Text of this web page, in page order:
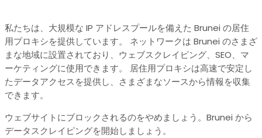
私たちは、大規模な IP アドレスプールを備えた Brunei の居住
用プロキシを提供しています。 ネットワークは Brunei のさまざ
まな地域に設置されており、ウェブスクレイピング、SEO、マ
ーケティングに使用できます。 居住用プロキシは高速で安定し
たデータアクセスを提供し、さまざまなソースから情報を収集
できます。
ウェブサイトにブロックされるのをやめましょう。Brunei から
データスクレイピングを開始しましょう。